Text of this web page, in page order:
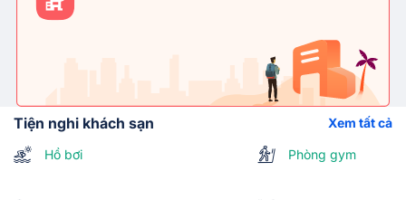
Tiện nghi khách sạn Xem tất cả
Hồ bơi Phòng gym